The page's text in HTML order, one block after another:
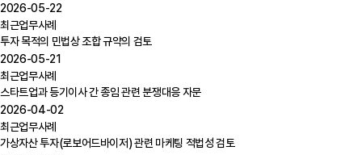
2026-05-22
최근업무사례
투자 목적의 민법상 조합 규약의 검토
2026-05-21
최근업무사례
스타트업과 등기이사 간 종임 관련 분쟁대응 자문
2026-04-02
최근업무사례
가상자산 투자(로보어드바이저) 관련 마케팅 적법성 검토